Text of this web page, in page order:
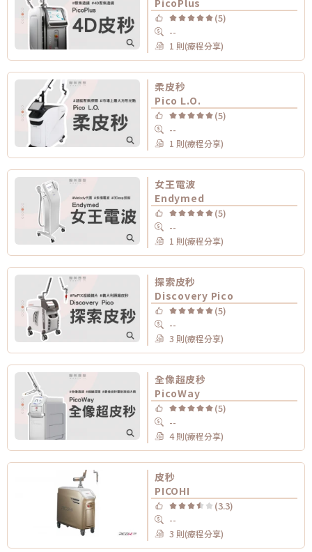
(5)
--
1 則(療程分享)
柔皮秒
Pico L.O.
(5)
--
1 則(療程分享)
女王電波
Endymed
(5)
--
1 則(療程分享)
探索皮秒
Discovery Pico
(5)
--
3 則(療程分享)
全像超皮秒
PicoWay
(5)
--
4 則(療程分享)
皮秒
PICOHI
(3.3)
--
3 則(療程分享)